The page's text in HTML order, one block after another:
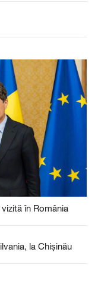
în România
la Chișinău